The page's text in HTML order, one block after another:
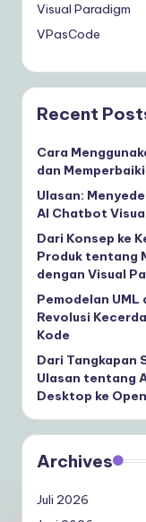
Visual Paradigm
VPasCode
Recent
Cara
dan
Ulasan:
AI Chatbot
Dari Konsep ke
Produk tentang
dengan Visual
Pemodelan UML
Revolusi
Kode
Dari Tangkapan
Ulasan tentang
Desktop ke
Archives
Juli 2026